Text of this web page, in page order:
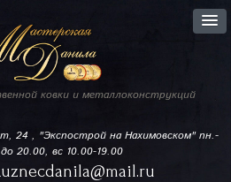
ковки и металлоконструкций
24 , "Экспострой на Нахимовском"пн.-
20.00, вс 10.00-19.00